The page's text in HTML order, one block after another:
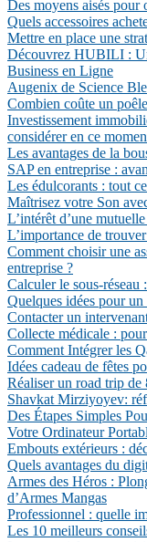
Des moyens aisés pour
Quels accessoires
Mettre en place une
Découvrez HUBILI :
Business en Ligne
Augenix de Science
Combien coûte un
Investissement
considérer en ce
Les avantages de la
SAP en entreprise :
Les édulcorants : tout
Maîtrisez votre Son
L’intérêt d’une
L’importance de
Comment choisir une
entreprise ?
Calculer le sous-réseau
Quelques idées pour
Contacter un
Collecte médicale :
Comment Intégrer les
Idées cadeau de fêtes
Réaliser un road trip de
Shavkat Mirziyoyev:
Des Étapes Simples
Votre Ordinateur
Embouts extérieurs :
Quels avantages du
Armes des Héros :
d’Armes Mangas
Professionnel : quelle
Les 10 meilleurs